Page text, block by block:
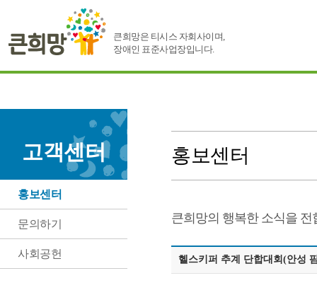
큰희망은 티시스 자회사이며,
장애인 표준사업장입니다.
고객센터
홍보센터
문의하기
사회공헌
홍보센터
큰희망의 행복한 소식을 전
헬스키퍼 추계 단합대회(안성